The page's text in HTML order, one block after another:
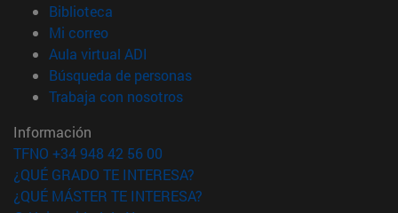
Biblioteca
Mi correo(abre en nueva ventana)
Aula virtual ADI
Búsqueda de personas(abre en nueva ventana)
Trabaja con nosotros(abre en nueva ventana)
Información
TFNO +34 948 42 56 00
¿QUÉ GRADO TE INTERESA?
¿QUÉ MÁSTER TE INTERESA?